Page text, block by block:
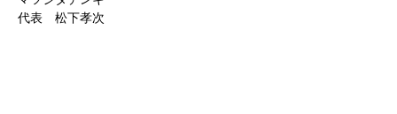
代表 松下孝次